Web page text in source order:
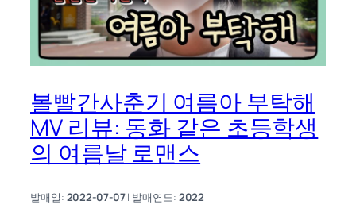
볼빨간사춘기 여름아 부탁해
MV 리뷰: 동화 같은 초등학생
의 여름날 로맨스
발매일: 2022-07-07| 발매연도: 2022